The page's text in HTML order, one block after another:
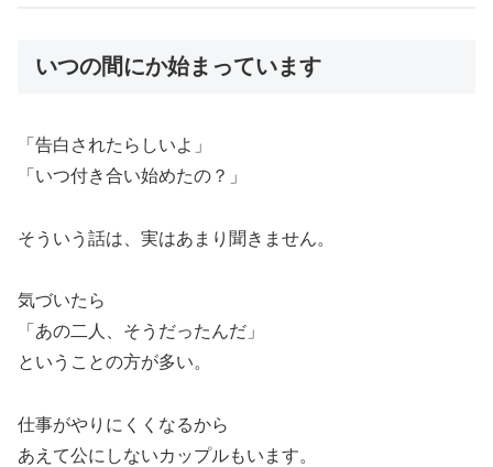
いつの間にか始まっています
「告白されたらしいよ」
「いつ付き合い始めたの？」
そういう話は、実はあまり聞きません。
気づいたら
「あの二人、そうだったんだ」
ということの方が多い。
仕事がやりにくくなるから
あえて公にしないカップルもいます。